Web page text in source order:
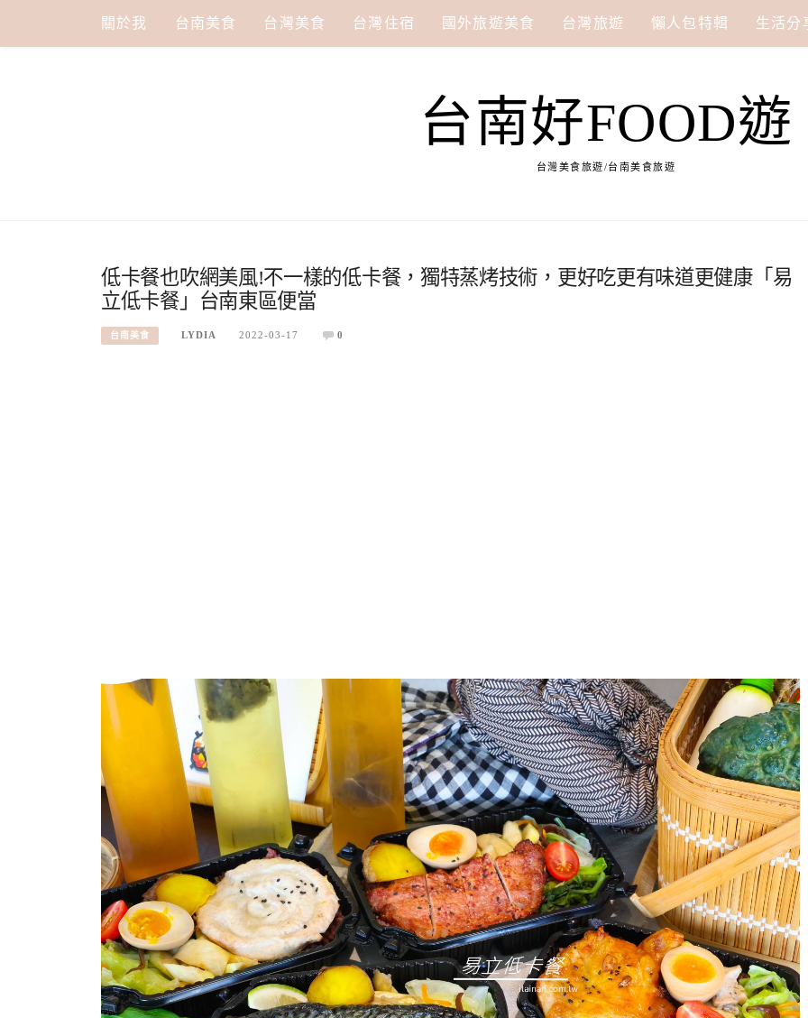
關於我 台南美食 台灣美食 台灣住宿 國外旅遊美食 台灣旅遊 懶人包特輯 生活分
台南好FOOD遊
台灣美食旅遊/台南美食旅遊
低卡餐也吹網美風!不一樣的低卡餐，獨特蒸烤技術，更好吃更有味道更健康「易
立低卡餐」台南東區便當
台南美食 LYDIA 2022-03-17 0